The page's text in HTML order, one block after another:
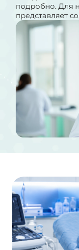
подробно. Для
представляет